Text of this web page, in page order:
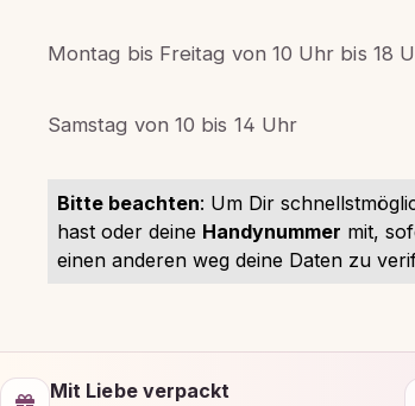
Montag bis Freitag von 10 Uhr bis 18
Samstag von 10 bis 14 Uhr
Bitte beachten: Um Dir
hast oder deine Handynummer mit,
einen anderen weg deine Daten zu
Mit Liebe verpackt